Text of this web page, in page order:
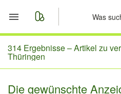
Start
Merkliste
314 Ergebnisse –Artikel zu
Thüringen
Die gewünschte